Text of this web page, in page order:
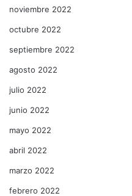
noviembre 2022
octubre 2022
septiembre 2022
agosto 2022
julio 2022
junio 2022
mayo 2022
abril 2022
marzo 2022
febrero 2022